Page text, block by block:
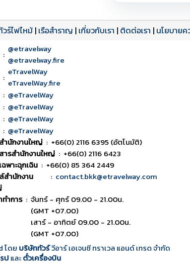
วร์ไฟไหม้ | เรือสำราญ | เกี่ยวกับเรา | ติดต่อเรา | นโยบาย
: @etravelway
@etravelway.fire
: eTravelWay
eTravelWay.fire
: @eTravelWay
: @eTravelWay
: @eTravelWay
: @eTravelWay
ำนักงานใหญ่ : +66(0) 2116 6395 (อัตโนมัติ)
ารสำนักงานใหญ่ : +66(0) 2116 6423
ฉพาะฉุกเฉิน : +66(0) 85 364 2449
สำนักงาน
: contact.bkk@etravelway.com
ทำการ : จันทร์ - ศุกร์ 09.00 - 21.00น.
(GMT +07.00)
เสาร์ - อาทิตย์ 09.00 - 21.00น.
(GMT +07.00)
โดย บริษัททัวร์วีอาร์ เอเจนซี ทราเวล แอนด์ เทรด จำกัด
ปและตั๋วเครื่องบิน